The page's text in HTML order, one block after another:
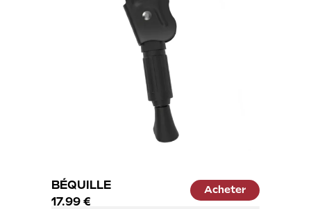
BÉQUILLE
17.99 €
Acheter